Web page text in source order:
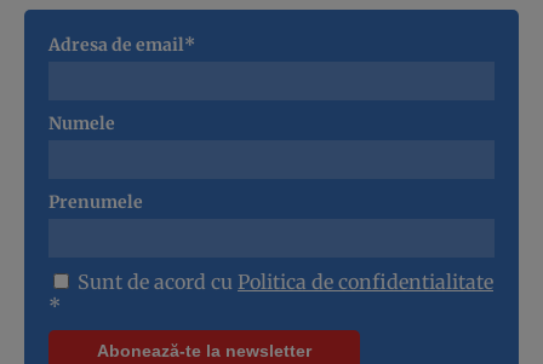
Adresa de email*
Numele
Prenumele
Sunt de acord cu Politica de confidentialitate
*